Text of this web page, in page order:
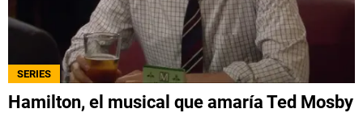
SERIES
Hamilton, el musical que amaría Ted Mosby